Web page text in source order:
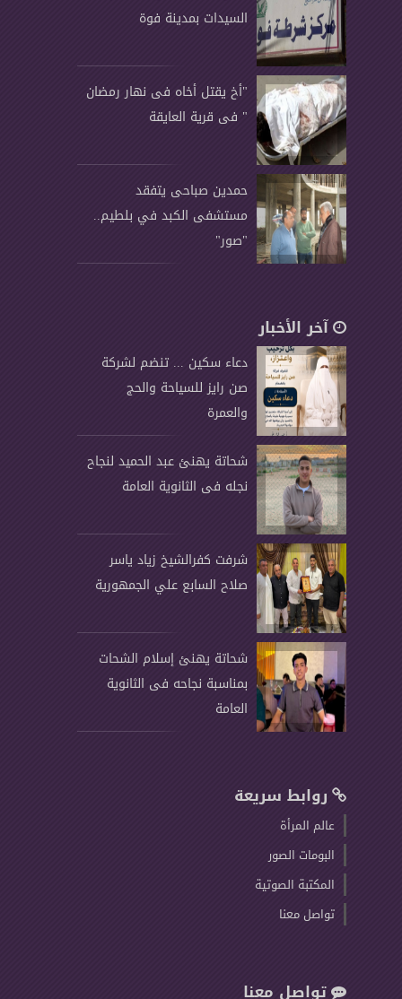
السيدات بمدينة فوة
"أخ يقتل أخاه فى نهار رمضان
" فى قرية العايقة
حمدين صباحى يتفقد
مستشفى الكبد في بلطيم..
"صور"
آخر الأخبار
دعاء سكين ... تنضم لشركة
صن رايز للسياحة والحج
والعمرة
شحاتة يهنئ عبد الحميد لنجاح
نجله فى الثانوية العامة
شرفت كفرالشيخ زياد ياسر
صلاح السابع علي الجمهورية
شحاتة يهنئ إسلام الشحات
بمناسبة نجاحه فى الثانوية
العامة
روابط سريعة
عالم المرأة
البومات الصور
المكتبة الصوتية
تواصل معنا
تواصل معنا